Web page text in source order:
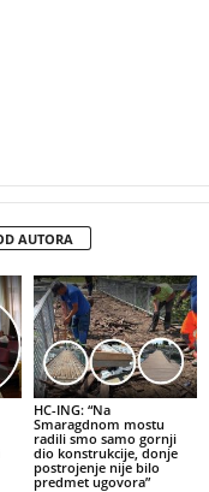
AUTORA
HC-ING: “Na
Smaragdnom mostu
radili smo samo gornji
dio konstrukcije, donje
postrojenje nije bilo
predmet ugovora”